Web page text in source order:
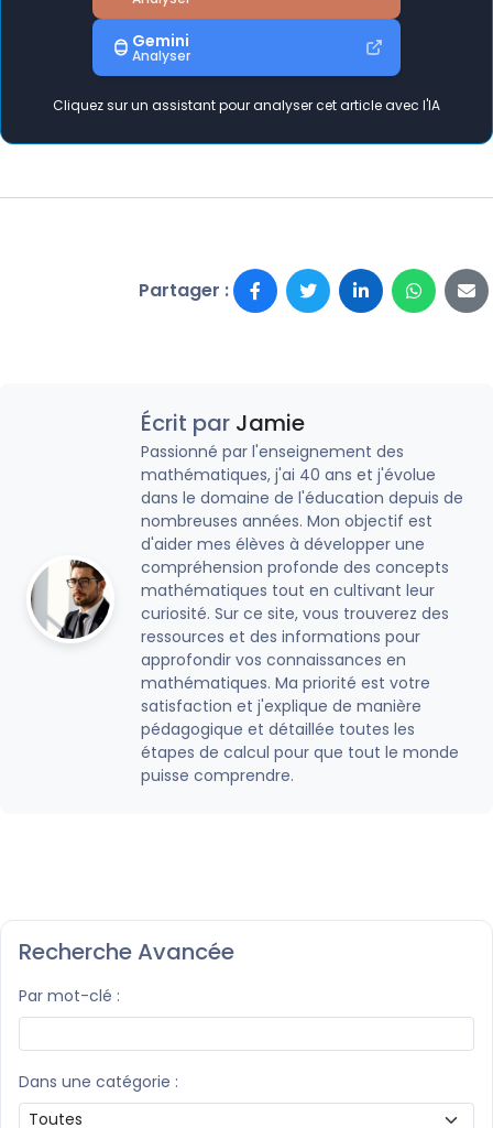
Gemini
Analyser
Cliquez sur un assistant pour analyser cet article avec l'IA
Partager :
Écrit par Jamie
Passionné par l'enseignement des
mathématiques, j'ai 40 ans et j'évolue
dans le domaine de l'éducation depuis de
nombreuses années. Mon objectif est
d'aider mes élèves à développer une
compréhension profonde des concepts
mathématiques tout en cultivant leur
curiosité. Sur ce site, vous trouverez des
ressources et des informations pour
approfondir vos connaissances en
mathématiques. Ma priorité est votre
satisfaction et j'explique de manière
pédagogique et détaillée toutes les
étapes de calcul pour que tout le monde
puisse comprendre.
Recherche Avancée
Par mot-clé :
Dans une catégorie :